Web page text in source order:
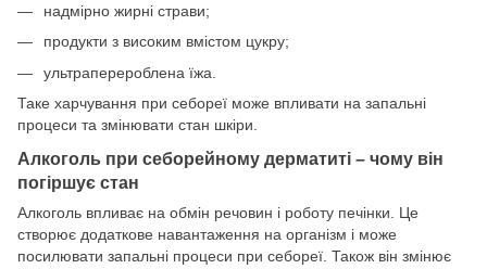
надмірно жирні страви;
продукти з високим вмістом цукру;
ультраперероблена їжа.
Таке харчування при себореї може впливати на запальні
процеси та змінювати стан шкіри.
Алкоголь при себорейному дерматиті – чому він
погіршує стан
Алкоголь впливає на обмін речовин і роботу печінки. Це
створює додаткове навантаження на організм і може
посилювати запальні процеси при себореї. Також він змінює